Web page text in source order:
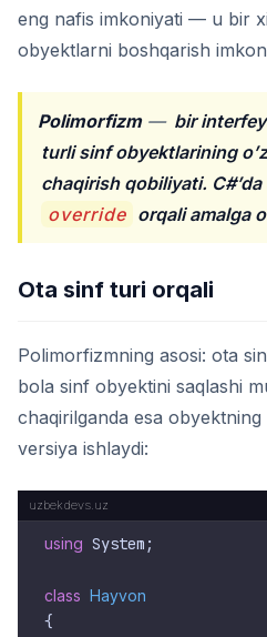
eng nafis imkoniyati — u bir
obyektlarni boshqarish
Polimorfizm— bir
turli sinf obyektlarining
chaqirish qobiliyati. C#’da
override orqali amalga
Ota sinf turi orqali
Polimorfizmning asosi: ota
bola sinf obyektini saqlashi
chaqirilganda esa obyektning
versiya ishlaydi:
using System;
class Hayvon
{